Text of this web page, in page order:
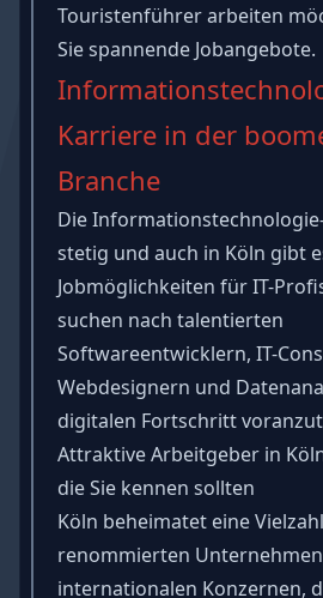
Touristenführer arbeiten
Sie spannende Jobangebote.
Karriere in der
Branche
Die
stetig und auch in Köln gibt
Jobmöglichkeiten für IT-
suchen nach talentierten
Softwareentwicklern, IT-
Webdesignern und
digitalen Fortschritt
Attraktive Arbeitgeber in
die Sie kennen sollten
Köln beheimatet eine
renommierten
internationalen Konzernen,